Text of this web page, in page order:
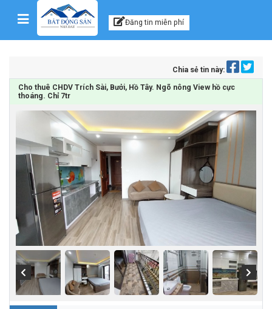
Skip to content Kênh thông tin, tư vấn
Đăng tin miễn phí
Chia sẻ tin này:
Cho thuê CHDV Trích Sài, Bưởi, Hồ Tây. Ngõ nông View hồ cực
thoáng. Chỉ 7tr